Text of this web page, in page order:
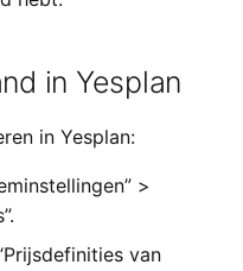
in Yesplan
in Yesplan:
>
van